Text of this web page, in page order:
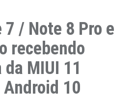
7 / Note 8 Pro e
recebendo
MIUI 11
Android 10